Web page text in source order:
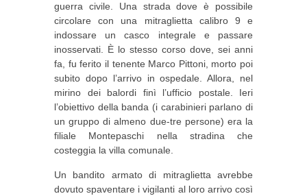
guerra civile. Una strada dove è possibile
circolare con una mitraglietta calibro 9 e
indossare un casco integrale e passare
inosservati. È lo stesso corso dove, sei anni
fa, fu ferito il tenente Marco Pittoni, morto poi
subito dopo l’arrivo in ospedale. Allora, nel
mirino dei balordi finì l’ufficio postale. Ieri
l’obiettivo della banda (i carabinieri parlano di
un gruppo di almeno due-tre persone) era la
filiale Montepaschi nella stradina che
costeggia la villa comunale.
Un bandito armato di mitraglietta avrebbe
dovuto spaventare i vigilanti al loro arrivo così